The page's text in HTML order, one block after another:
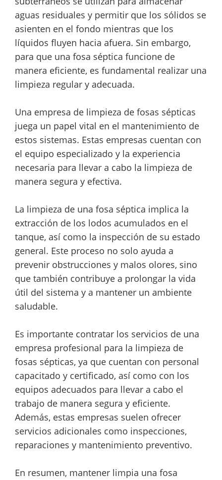
aguas residuales y permitir que los sólidos se
asienten en el fondo mientras que los
líquidos fluyen hacia afuera. Sin embargo,
para que una fosa séptica funcione de
manera eficiente, es fundamental realizar una
limpieza regular y adecuada.
Una empresa de limpieza de fosas sépticas
juega un papel vital en el mantenimiento de
estos sistemas. Estas empresas cuentan con
el equipo especializado y la experiencia
necesaria para llevar a cabo la limpieza de
manera segura y efectiva.
La limpieza de una fosa séptica implica la
extracción de los lodos acumulados en el
tanque, así como la inspección de su estado
general. Este proceso no solo ayuda a
prevenir obstrucciones y malos olores, sino
que también contribuye a prolongar la vida
útil del sistema y a mantener un ambiente
saludable.
Es importante contratar los servicios de una
empresa profesional para la limpieza de
fosas sépticas, ya que cuentan con personal
capacitado y certificado, así como con los
equipos adecuados para llevar a cabo el
trabajo de manera segura y eficiente.
Además, estas empresas suelen ofrecer
servicios adicionales como inspecciones,
reparaciones y mantenimiento preventivo.
En resumen, mantener limpia una fosa